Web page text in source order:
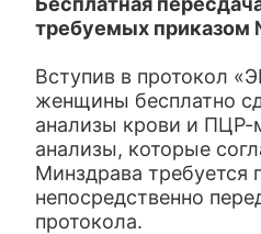
требуемых
Вступив в протокол
женщины бесплатно
анализы крови и ПЦР-
анализы, которые
Минздрава требуется
непосредственно
протокола.